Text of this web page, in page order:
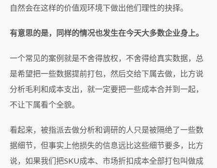
自然会在这样的价值观环境下做出他们理性的抉择。
有意思的是，同样的情况也发生在今天大多数企业身上。
一个常见的案例就是不舍得放权，不舍得给真实数据，总
是希望把一些数据提前打包，然后交给下属去做，比方说
分析毛利和成本支出，就一定要把一些成本合并到一起，
不让下属看个全貌。
看起来，被指派去做分析和调研的人只是被隔绝了一些数
据细节，但事实上他损失的信息远比这些细节要多，比方
说，如果我们把SKU成本、市场折扣成本全部打包叫做成